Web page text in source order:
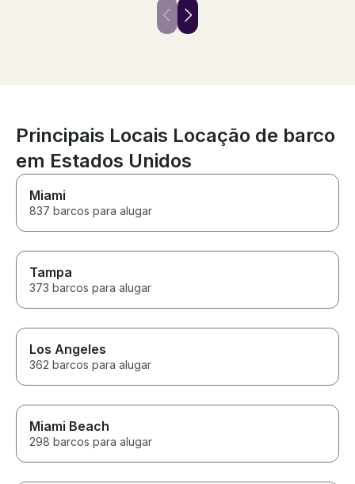
surprises. Would definitely
recommend and consider
Principais Locais Locação de barco
em Estados Unidos
Miami
837 barcos para alugar
Tampa
373 barcos para alugar
Los Angeles
362 barcos para alugar
Miami Beach
298 barcos para alugar